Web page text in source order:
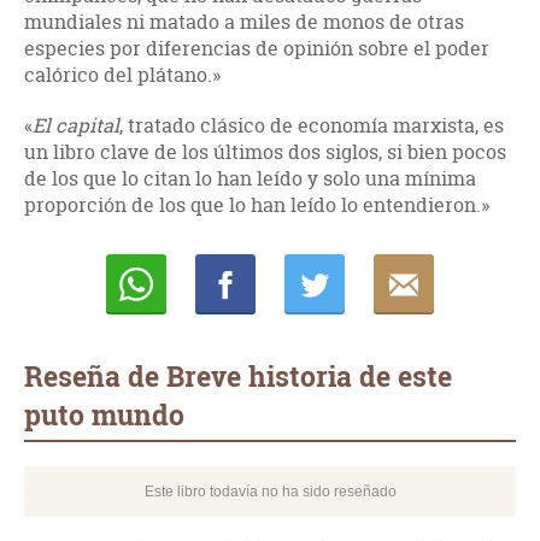
mundiales ni matado a miles de monos de otras
especies por diferencias de opinión sobre el poder
calórico del plátano.»
«El capital, tratado clásico de economía marxista, es
un libro clave de los últimos dos siglos, si bien pocos
de los que lo citan lo han leído y solo una mínima
proporción de los que lo han leído lo entendieron.»
Reseña de Breve historia de este
puto mundo
Este libro todavía no ha sido reseñado